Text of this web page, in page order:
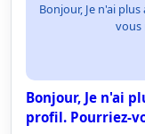
Bonjour, Je n'ai
vous
Bonjour, Je n'ai
profil. Pourriez-